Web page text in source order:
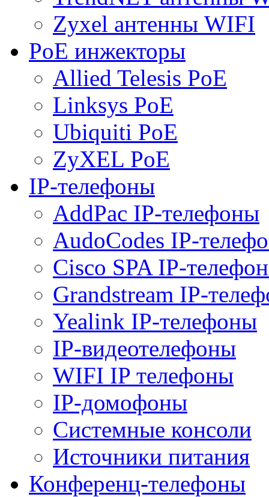
Zyxel антенны WIFI
PoE инжекторы
Allied Telesis PoE
Linksys PoE
Ubiquiti PoE
ZyXEL PoE
IP-телефоны
AddPac IP-телефоны
AudoCodes IP-
Cisco SPA IP-
Grandstream IP-
Yealink IP-телефоны
IP-видеотелефоны
WIFI IP телефоны
IP-домофоны
Системные консоли
Источники питания
Конференц-телефоны